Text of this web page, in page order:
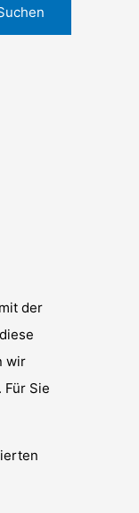
der
wir
Sie